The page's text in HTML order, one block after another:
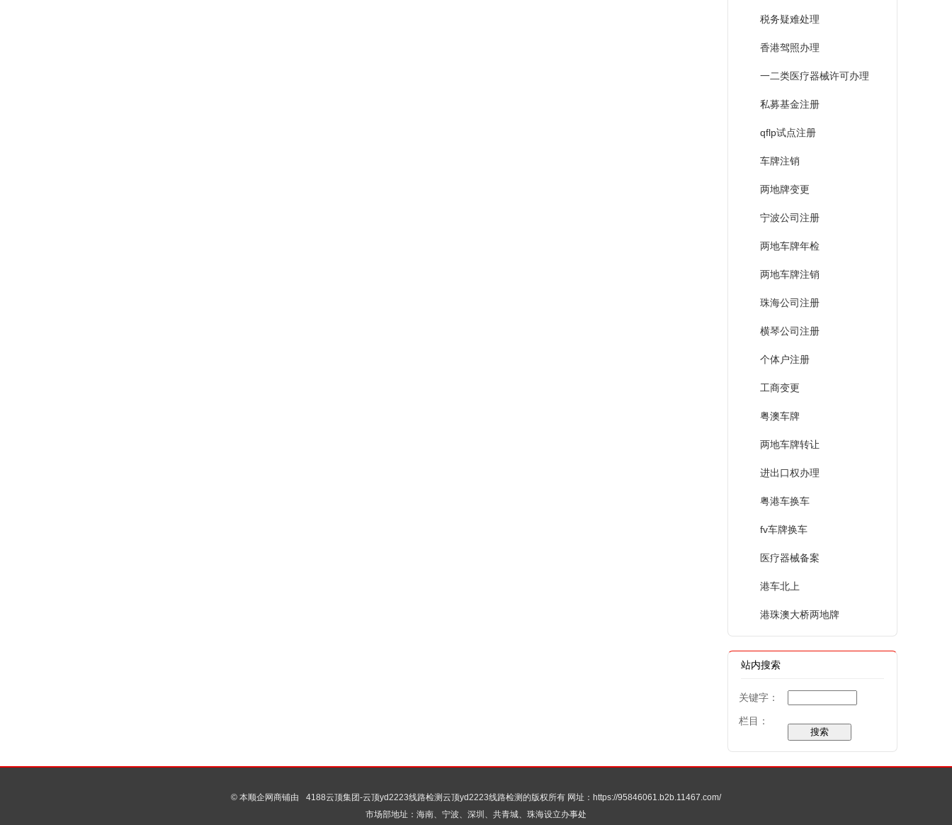
税务疑难处理
香港驾照办理
一二类医疗器械许可办理
私募基金注册
qflp试点注册
车牌注销
两地牌变更
宁波公司注册
两地车牌年检
两地车牌注销
珠海公司注册
横琴公司注册
个体户注册
工商变更
粤澳车牌
两地车牌转让
进出口权办理
粤港车换车
fv车牌换车
医疗器械备案
港车北上
港珠澳大桥两地牌
站内搜索
关键字：
栏目：
© 本顺企网商铺由 4188云顶集团-云顶yd2223线路检测云顶yd2223线路检测的版权所有 网址：https://95846061.b2b.11467.com/
市场部地址：海南、宁波、深圳、共青城、珠海设立办事处